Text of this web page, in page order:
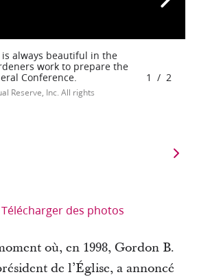
is always beautiful in the
work to prepare the
Conference.
Reserve, Inc. All rights
1 / 2
Télécharger des photos
où, en 1998, Gordon B.
de l’Église, a annoncé